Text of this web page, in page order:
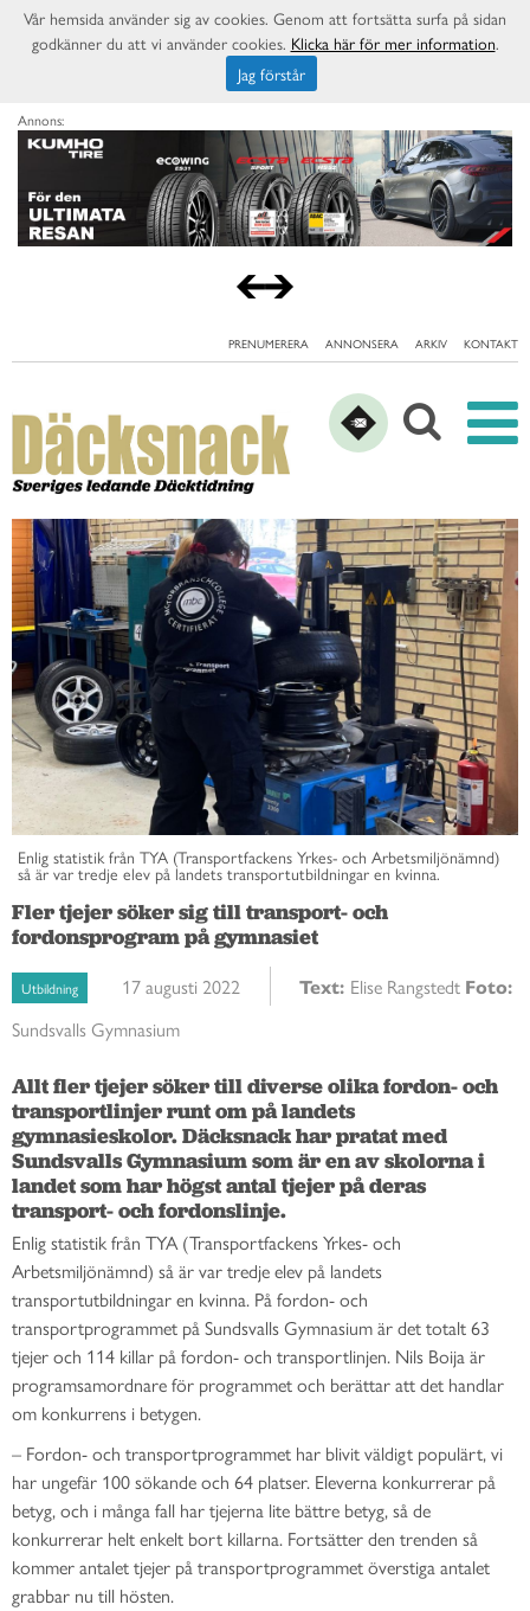
Annons:
PRENUMERERA ANNONSERA ARKIV KONTAKT
Enlig statistik från TYA (Transportfackens Yrkes- och Arbetsmiljönämnd)
så är var tredje elev på landets transportutbildningar en kvinna.
Fler tjejer söker sig till transport- och
fordonsprogram på gymnasiet
Utbildning 17 augusti 2022 Text: Elise Rangstedt Foto:
Sundsvalls Gymnasium
Allt fler tjejer söker till diverse olika fordon- och
transportlinjer runt om på landets
gymnasieskolor. Däcksnack har pratat med
Sundsvalls Gymnasium som är en av skolorna i
landet som har högst antal tjejer på deras
transport- och fordonslinje.
Enlig statistik från TYA (Transportfackens Yrkes- och
Arbetsmiljönämnd) så är var tredje elev på landets
transportutbildningar en kvinna. På fordon- och
transportprogrammet på Sundsvalls Gymnasium är det totalt 63
tjejer och 114 killar på fordon- och transportlinjen. Nils Boija är
programsamordnare för programmet och berättar att det handlar
om konkurrens i betygen.
– Fordon- och transportprogrammet har blivit väldigt populärt, vi
har ungefär 100 sökande och 64 platser. Eleverna konkurrerar på
betyg, och i många fall har tjejerna lite bättre betyg, så de
konkurrerar helt enkelt bort killarna. Fortsätter den trenden så
kommer antalet tjejer på transportprogrammet överstiga antalet
grabbar nu till hösten.
Vår hemsida använder sig av cookies. Genom att fortsätta surfa på sidan
godkänner du att vi använder cookies. Klicka här för mer information.
Jag förstår